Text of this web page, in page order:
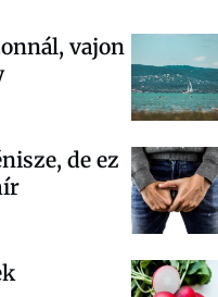
vajon
de ez